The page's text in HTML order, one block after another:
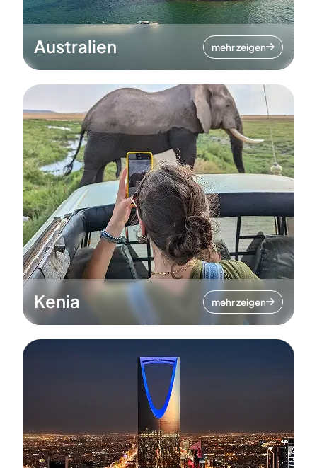
Australien mehr zeigen
Kenia mehr zeigen